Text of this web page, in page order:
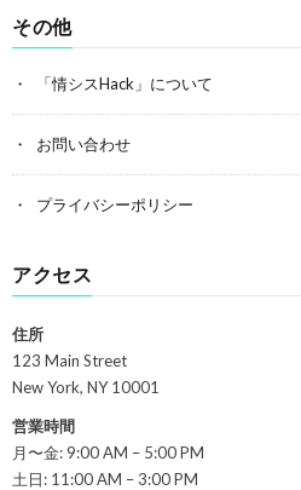
その他
「情シスHack」について
お問い合わせ
プライバシーポリシー
アクセス
住所
123 Main Street
New York, NY 10001
営業時間
月〜金: 9:00 AM – 5:00 PM
土日: 11:00 AM – 3:00 PM